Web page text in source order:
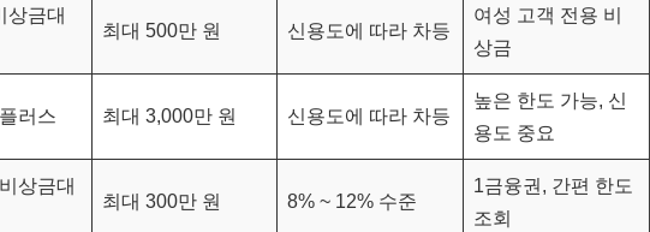
상금대
최대 500만 원 신용도에 따라 차등
여성 고객 전용 비
상금
러스 최대 3,000만 원 신용도에 따라 차등
높은 한도 가능, 신
용도 중요
상금대
최대 300만 원 8% ~ 12% 수준
1금융권, 간편 한도
조회